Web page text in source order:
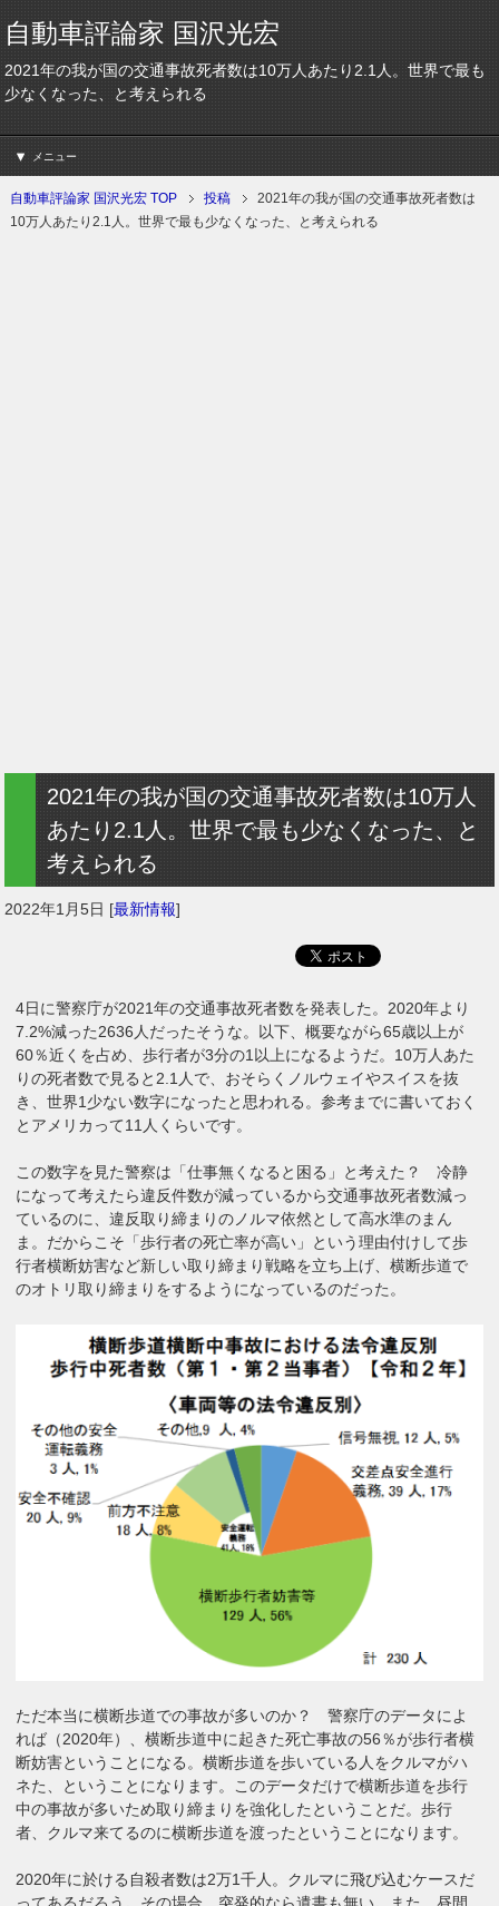
自動車評論家 国沢光宏
2021年の我が国の交通事故死者数は10万人あたり2.1人。世界で最も
少なくなった、と考えられる
メニュー
自動車評論家 国沢光宏 TOP 投稿
2021年の我が国の交通事故死者数は
10万人あたり2.1人。世界で最も少なくなった、と考えられる
2021年の我が国の交通事故死者数は10万人
あたり2.1人。世界で最も少なくなった、と
考えられる
2022年1月5日 [最新情報]
4日に警察庁が2021年の交通事故死者数を発表した。2020年より
7.2%減った2636人だったそうな。以下、概要ながら65歳以上が
60％近くを占め、歩行者が3分の1以上になるようだ。10万人あた
りの死者数で見ると2.1人で、おそらくノルウェイやスイスを抜
き、世界1少ない数字になったと思われる。参考までに書いておく
とアメリカって11人くらいです。
この数字を見た警察は「仕事無くなると困る」と考えた？ 冷静
になって考えたら違反件数が減っているから交通事故死者数減っ
ているのに、違反取り締まりのノルマ依然として高水準のまん
ま。だからこそ「歩行者の死亡率が高い」という理由付けして歩
行者横断妨害など新しい取り締まり戦略を立ち上げ、横断歩道で
のオトリ取り締まりをするようになっているのだった。
ただ本当に横断歩道での事故が多いのか？ 警察庁のデータによ
れば（2020年）、横断歩道中に起きた死亡事故の56％が歩行者横
断妨害ということになる。横断歩道を歩いている人をクルマがハ
ネた、ということになります。このデータだけで横断歩道を歩行
中の事故が多いため取り締まりを強化したということだ。歩行
者、クルマ来てるのに横断歩道を渡ったということになります。
2020年に於ける自殺者数は2万1千人。クルマに飛び込むケースだ